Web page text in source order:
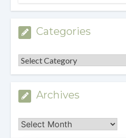
Categories
Categories
Archives
Archives